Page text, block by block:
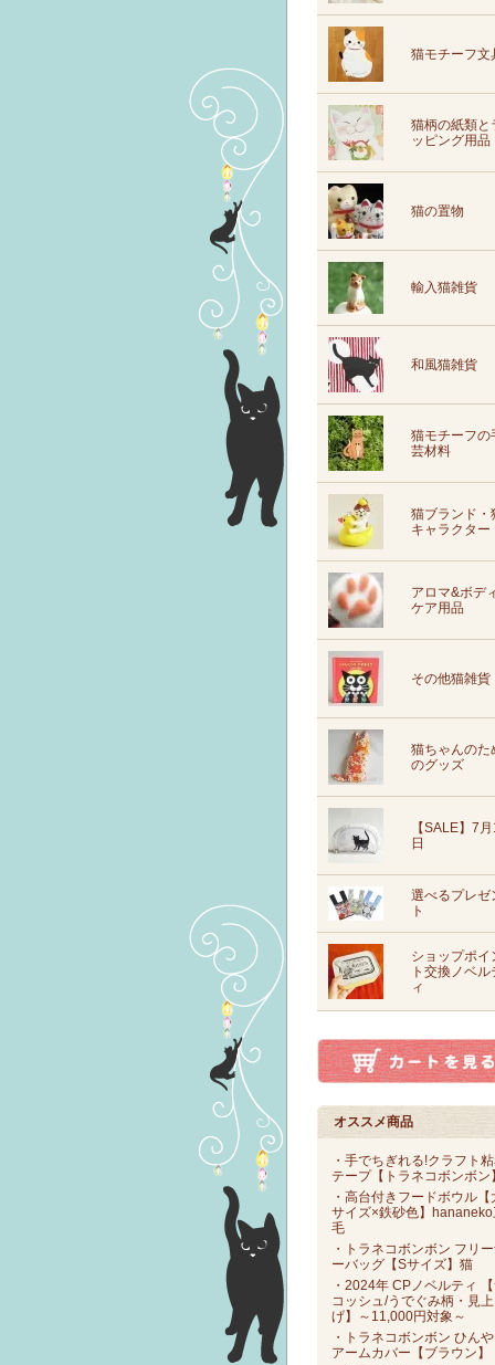
猫モチーフ文
猫柄の紙類と
ッピング用品
猫の置物
輸入猫雑貨
和風猫雑貨
猫モチーフの
芸材料
猫ブランド・
キャラクター
アロマ&ボデ
ケア用品
その他猫雑貨
猫ちゃんのた
のグッズ
【SALE】7月
日
選べるプレゼ
ト
ショップポイ
ト交換ノベル
ィ
オススメ商品
・手でちぎれる!クラフト
テープ【トラネコボンボン】
・高台付きフードボウル【
サイズ×鉄砂色】hananeko
毛
・トラネコボンボン フリ
ーバッグ【Sサイズ】猫
・2024年 CPノベルティ
コッシュ/うでぐみ柄・見上
げ】～11,000円対象～
・トラネコボンボン ひんや
アームカバー【ブラウン】